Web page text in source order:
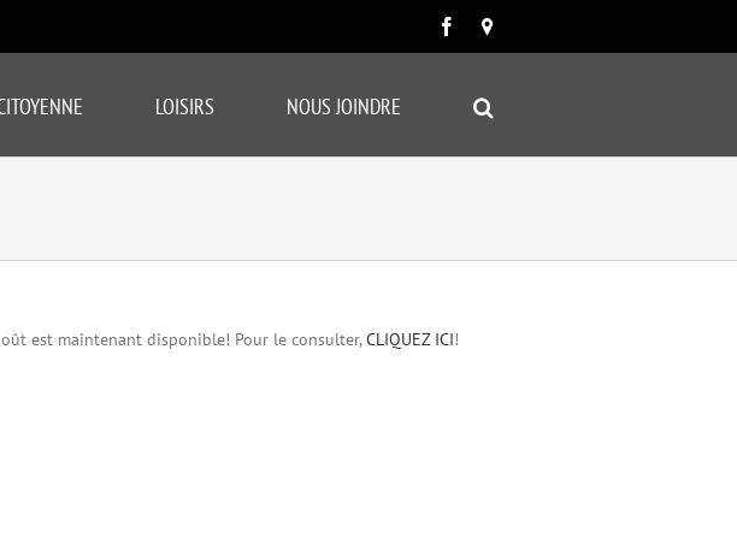
Facebook
Carte
LOISIRS NOUS JOINDRE
est maintenant disponible! Pour le consulter,CLIQUEZ ICI!